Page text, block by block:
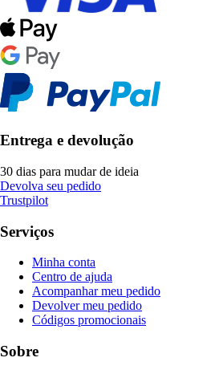
Entrega e devolução
30 dias para mudar de ideia
Devolva seu pedido
Trustpilot
Serviços
Minha conta
Centro de ajuda
Acompanhar meu pedido
Devolver meu pedido
Códigos promocionais
Sobre